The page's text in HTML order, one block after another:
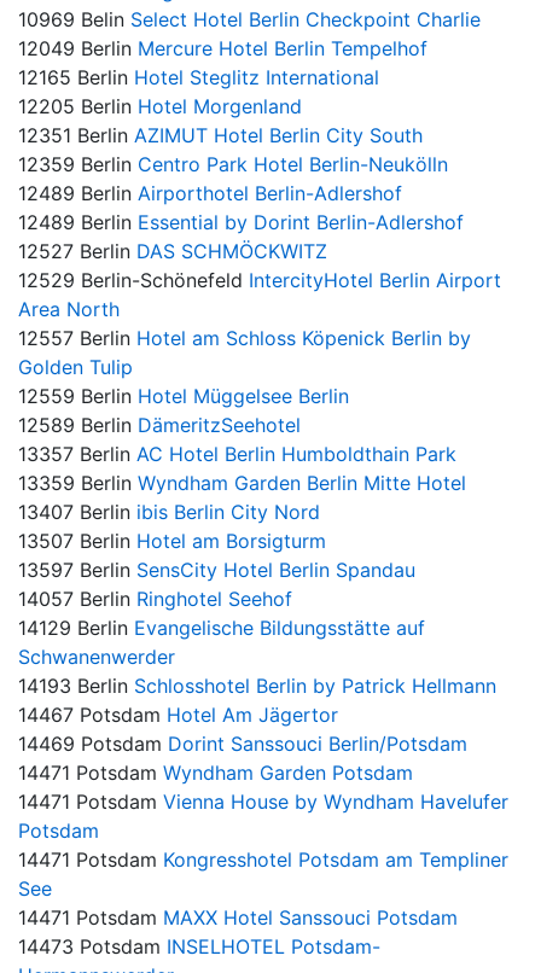
10969 Belin Select Hotel Berlin Checkpoint Charlie
12049 Berlin Mercure Hotel Berlin Tempelhof
12165 Berlin Hotel Steglitz International
12205 Berlin Hotel Morgenland
12351 Berlin AZIMUT Hotel Berlin City South
12359 Berlin Centro Park Hotel Berlin-Neukölln
12489 Berlin Airporthotel Berlin-Adlershof
12489 Berlin Essential by Dorint Berlin-Adlershof
12527 Berlin DAS SCHMÖCKWITZ
12529 Berlin-Schönefeld IntercityHotel Berlin Airport
Area North
12557 Berlin Hotel am Schloss Köpenick Berlin by
Golden Tulip
12559 Berlin Hotel Müggelsee Berlin
12589 Berlin DämeritzSeehotel
13357 Berlin AC Hotel Berlin Humboldthain Park
13359 Berlin Wyndham Garden Berlin Mitte Hotel
13407 Berlin ibis Berlin City Nord
13507 Berlin Hotel am Borsigturm
13597 Berlin SensCity Hotel Berlin Spandau
14057 Berlin Ringhotel Seehof
14129 Berlin Evangelische Bildungsstätte auf
Schwanenwerder
14193 Berlin Schlosshotel Berlin by Patrick Hellmann
14467 Potsdam Hotel Am Jägertor
14469 Potsdam Dorint Sanssouci Berlin/Potsdam
14471 Potsdam Wyndham Garden Potsdam
14471 Potsdam Vienna House by Wyndham Havelufer
Potsdam
14471 Potsdam Kongresshotel Potsdam am Templiner
See
14471 Potsdam MAXX Hotel Sanssouci Potsdam
14473 Potsdam INSELHOTEL Potsdam-